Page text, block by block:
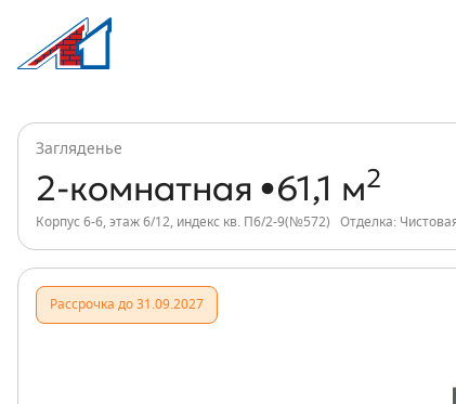
2-комнатная, 61 м², ЖК
Информация о квартире
2-комнатная 61,1 м2
Загляденье
Корпус 6-6, этаж 6/12, индекс кв. П6/2-9(№572) Отделка:
Рассрочка до 31.09.2027